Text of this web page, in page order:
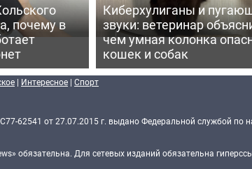
почему в
Киберхулиганы и
звуки: ветеринар
чем умная колонка
кошек и собак
| Интересное | Спорт
62541 от 27.07.2015 г. выдано Федеральной службой по
обязательна. Для сетевых изданий обязательна